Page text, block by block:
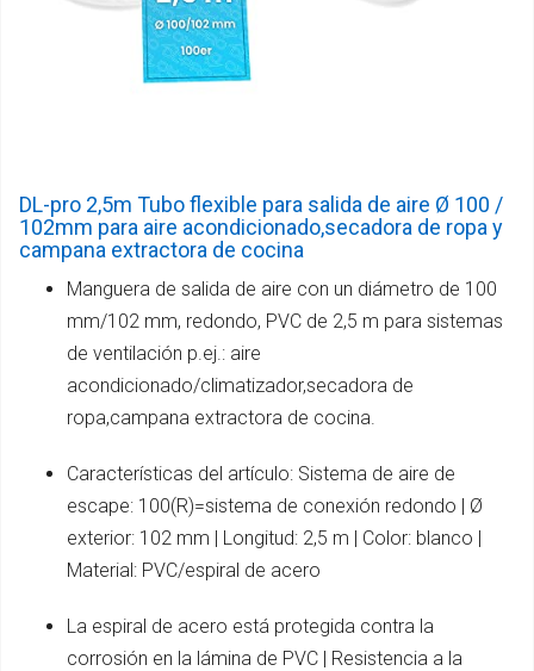
DL-pro 2,5m Tubo flexible para salida de aire Ø 100 /
102mm para aire acondicionado,secadora de ropa y
campana extractora de cocina
Manguera de salida de aire con un diámetro de 100
mm/102 mm, redondo, PVC de 2,5 m para sistemas
de ventilación p.ej.: aire
acondicionado/climatizador,secadora de
ropa,campana extractora de cocina.
Características del artículo: Sistema de aire de
escape: 100(R)=sistema de conexión redondo | Ø
exterior: 102 mm | Longitud: 2,5 m | Color: blanco |
Material: PVC/espiral de acero
La espiral de acero está protegida contra la
corrosión en la lámina de PVC | Resistencia a la